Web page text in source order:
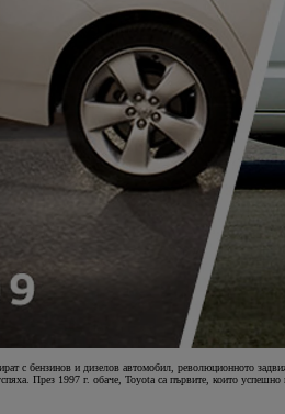
с бензинов и дизелов автомобил, революционното
През 1997 г. обаче, Toyota са първите, които